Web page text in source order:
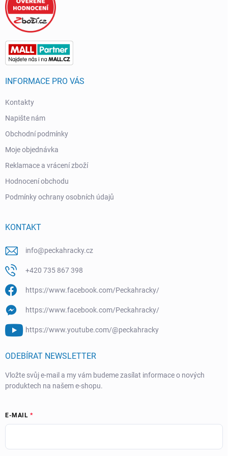
INFORMACE PRO VÁS
Kontakty
Napište nám
Obchodní podmínky
Moje objednávka
Reklamace a vrácení zboží
Hodnocení obchodu
Podmínky ochrany osobních údajů
KONTAKT
info@peckahracky.cz
+420 735 867 398
https://www.facebook.com/Peckahracky/
https://www.facebook.com/Peckahracky/
https://www.youtube.com/@peckahracky
ODEBÍRAT NEWSLETTER
Vložte svůj e-mail a my vám budeme zasílat informace o nových
produktech na našem e-shopu.
E-MAIL